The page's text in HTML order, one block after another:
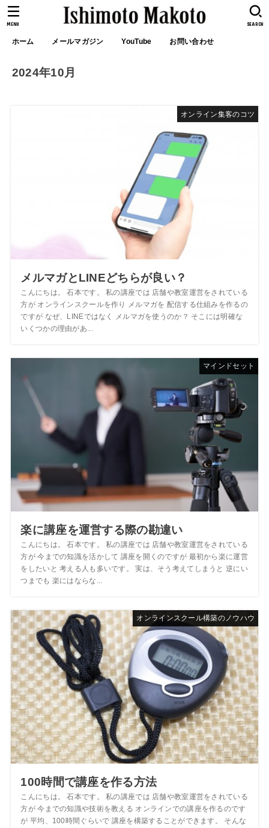
ホーム メールマガジン YouTube お問い合わせ
SEARCH
MENU
2024年10月
オンライン集客のコツ
メルマガとLINEどちらが良い？
こんにちは。 石本です。 私の講座では 店舗や教室運営をされている
方が オンラインスクールを作り メルマガを 配信する仕組みを作るの
ですが なぜ、LINEではなく メルマガを使うのか？ そこには明確な
いくつかの理由があ...
マインドセット
楽に講座を運営する際の勘違い
こんにちは。 石本です。 私の講座では 店舗や教室運営をされている
方が 今までの知識を活かして 講座を開くのですが 最初から楽に運営
をしたいと 考える人も多いです。 実は、そう考えてしまうと 逆にい
つまでも 楽にはならな...
オンラインスクール構築のノウハウ
100時間で講座を作る方法
こんにちは。 石本です。 私の講座では 店舗や教室運営をされている
方が 今までの知識や技術を教える オンラインでの講座を作るのです
が 平均、100時間ぐらいで 講座を構築することができます。 そんな